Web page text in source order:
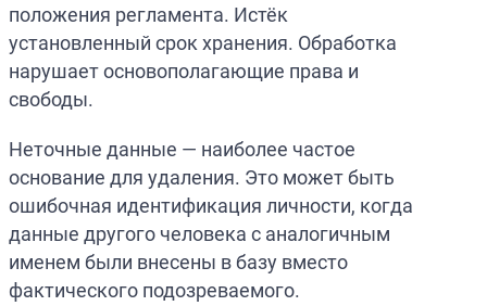
положения регламента. Истёк
установленный срок хранения. Обработка
нарушает основополагающие права и
свободы.
Неточные данные — наиболее частое
основание для удаления. Это может быть
ошибочная идентификация личности, когда
данные другого человека с аналогичным
именем были внесены в базу вместо
фактического подозреваемого.